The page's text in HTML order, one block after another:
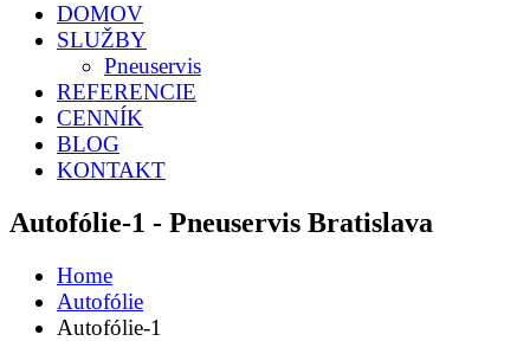
DOMOV
SLUŽBY
Pneuservis
REFERENCIE
CENNÍK
BLOG
KONTAKT
Autofólie-1 - Pneuservis Bratislava
Home
Autofólie
Autofólie-1